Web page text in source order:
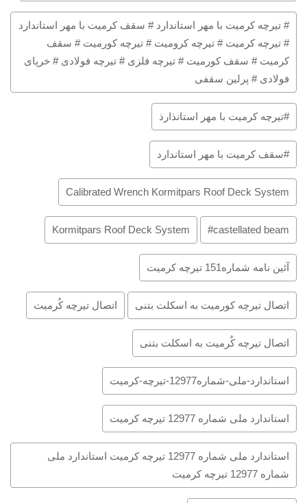
# تیرچه کرمیت با مهر استاندارد # سقف کرمیت با مهر استاندارد
# تیرچه کرمیت # تیرچه کرومیت # تیرچه کورمیت # سقف
کرمیت # سقف کورمیت # تیرچه فلزی # تیرچه فولادی # خرپای
فولادی # پرلین سقفی
#تیرچه کرمیت با مهر استانذارذ
#سقف کرمیت با مهر استاندارد
Calibrated Wrench Kormitpars Roof Deck System
castellated beam#
Kormitpars Roof Deck System
آئین نامه شماره151 تیرچه کرمیت
اتصال تیرچه کورمیت به اسکلت بتنی اتصال تیرچه کُرمیت
اتصال تیرچه کُرمیت به اسکلت بتنی
استاندارد-ملی-شماره12977-تیرچه-کرمیت
استاندارد ملی شماره 12977 تیرچه کرمیت
استاندارد ملی شماره 12977 تیرچه کرمیت استاندارد ملی
شماره 12977 تیرچه کرمیت